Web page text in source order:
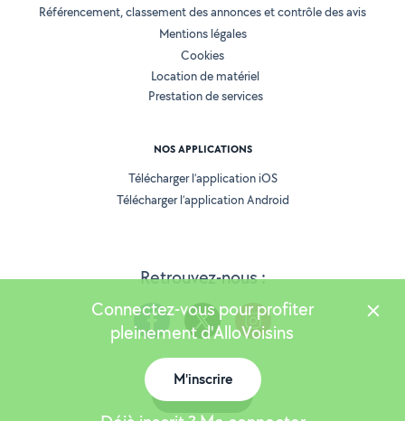
Retrouvez-nous :
Référencement, classement des annonces et contrôle des avis
Mentions légales
Cookies
Location de matériel
Prestation de services
NOS APPLICATIONS
Télécharger l’application iOS
Télécharger l’application Android
Version 25.5.3
Connectez-vous pour profiter
pleinement d'AlloVoisins
M'inscrire